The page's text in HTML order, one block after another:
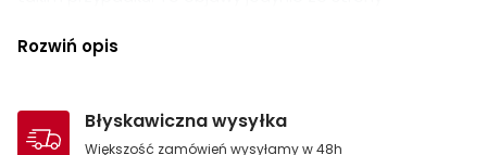
podejmowania codziennych wyzwań i pracy,
przyjemnością. Jeżeli i Ciebie dotyczy ten problem, to
postaw na odpowiedni materac, taki jak materace
Rozwiń opis
Błyskawiczna wysyłka
Większość zamówień wysyłamy w 48h